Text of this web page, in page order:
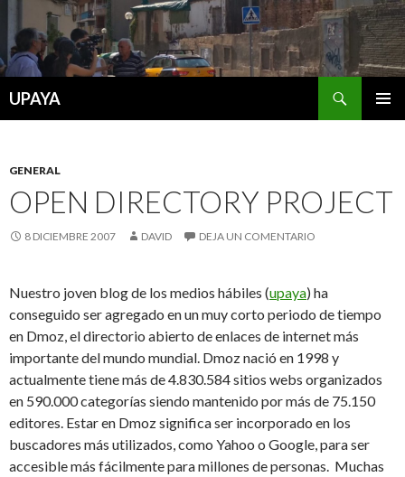
UPAYA
GENERAL
OPEN DIRECTORY PROJECT
8 DICIEMBRE 2007 DAVID DEJA UN COMENTARIO
Nuestro joven blog de los medios hábiles (upaya) ha
conseguido ser agregado en un muy corto periodo de tiempo
en Dmoz, el directorio abierto de enlaces de internet más
importante del mundo mundial. Dmoz nació en 1998 y
actualmente tiene más de 4.830.584 sitios webs organizados
en 590.000 categorías siendo mantenido por más de 75.150
editores. Estar en Dmoz significa ser incorporado en los
buscadores más utilizados, como Yahoo o Google, para ser
accesible más fácilmente para millones de personas. Muchas